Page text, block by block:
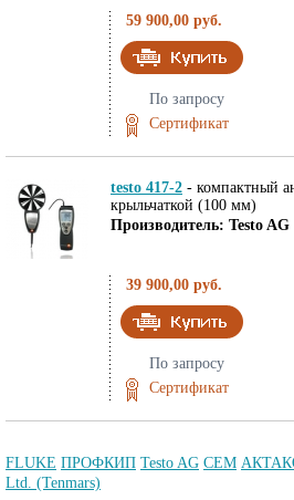
59 900,00 руб.
По запросу
Сертификат
testo 417-2 - компактный
крыльчаткой (100 мм)
Производитель: Testo AG
39 900,00 руб.
По запросу
Сертификат
FLUKE ПРОФКИП Testo AG CEM
Ltd. (Tenmars)